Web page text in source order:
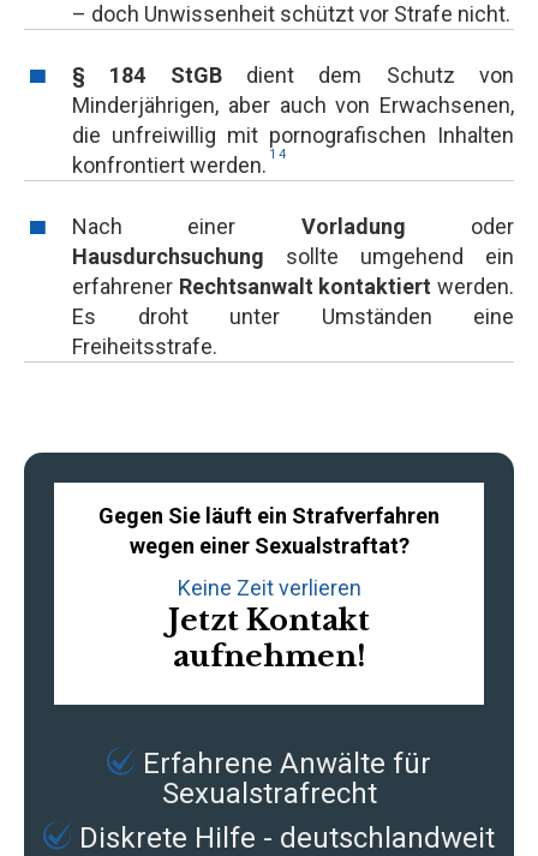
– doch Unwissenheit schützt vor Strafe nicht.
§ 184 StGBdient dem Schutz von
Minderjährigen, aber auch von Erwachsenen,
die unfreiwillig mit pornografischen Inhalten
konfrontiert werden. 1 4
Nach einer Vorladung oder
Hausdurchsuchung sollte umgehend ein
erfahrener Rechtsanwalt kontaktiert werden.
Es droht unter Umständen eine
Freiheitsstrafe.
Gegen Sie läuft ein Strafverfahren
wegen einer Sexualstraftat?
Keine Zeit verlieren
Jetzt Kontakt
aufnehmen!
Erfahrene Anwälte für
Sexualstrafrecht
Diskrete Hilfe - deutschlandweit